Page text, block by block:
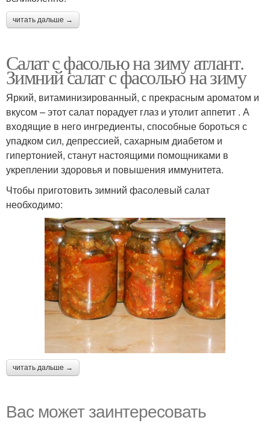
читать дальше →
Салат с фасолью на зиму атлант.
Зимний салат с фасолью на зиму
Яркий, витаминизированный, с прекрасным ароматом и
вкусом – этот салат порадует глаз и утолит аппетит . А
входящие в него ингредиенты, способные бороться с
упадком сил, депрессией, сахарным диабетом и
гипертонией, станут настоящими помощниками в
укреплении здоровья и повышения иммунитета.
Чтобы приготовить зимний фасолевый салат
необходимо:
читать дальше →
Вас может заинтересовать